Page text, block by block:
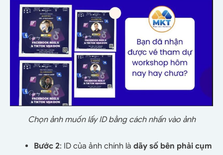
Chọn ảnh muốn lấy ID bằng cách nhấn vào ảnh
Bước 2: ID của ảnh chính là dãy số bên phải cụm